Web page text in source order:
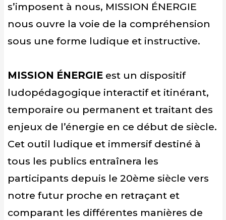
s’imposent à nous, MISSION ÉNERGIE
nous ouvre la voie de la compréhension
sous une forme ludique et instructive.
MISSION ÉNERGIE est un dispositif
ludopédagogique interactif et itinérant,
temporaire ou permanent et traitant des
enjeux de l’énergie en ce début de siècle.
Cet outil ludique et immersif destiné à
tous les publics entraînera les
participants depuis le 20ème siècle vers
notre futur proche en retraçant et
comparant les différentes manières de